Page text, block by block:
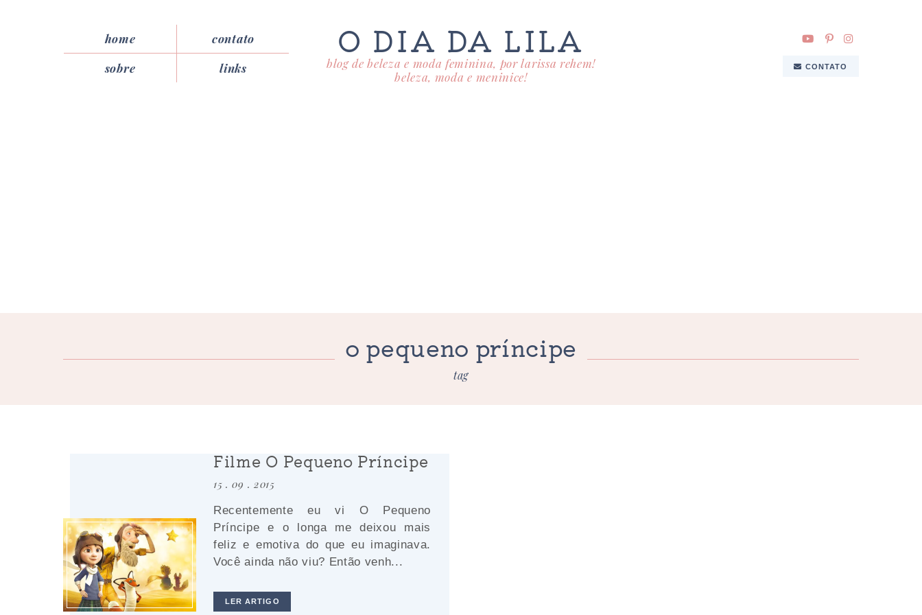
home
contato
sobre
links
O DIA DA LILA
blog de beleza e moda feminina, por larissa rehem!
beleza, moda e meninice!
CONTATO
o pequeno príncipe
tag
Filme O Pequeno Príncipe
15 . 09 . 2015
Recentemente eu vi O Pequeno
Príncipe e o longa me deixou mais
feliz e emotiva do que eu imaginava.
Você ainda não viu? Então venh...
LER ARTIGO